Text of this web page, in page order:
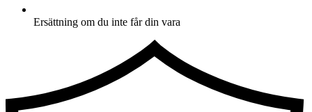
Ersättning om du inte får din vara